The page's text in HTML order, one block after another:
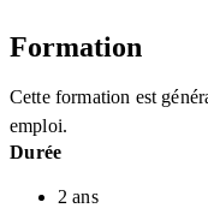
Formation
Cette formation est
emploi.
Durée
2 ans